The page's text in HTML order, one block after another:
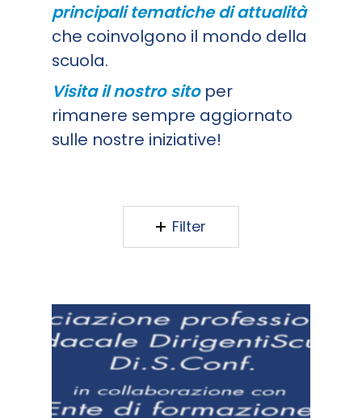
principali tematiche di attualità
che coinvolgono il mondo della
scuola.
Visita il nostro sito per
rimanere sempre aggiornato
sulle nostre iniziative!
Filter